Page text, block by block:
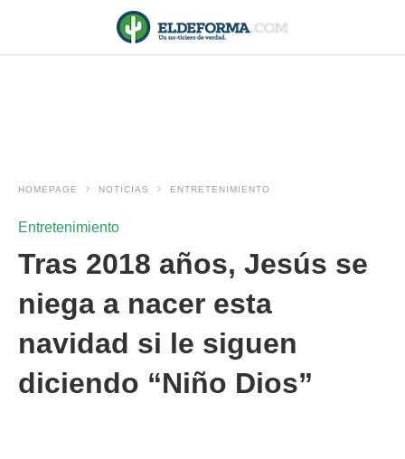
HOMEPAGE NOTICIAS ENTRETENIMIENTO
Entretenimiento
Tras 2018 años, Jesús se
niega a nacer esta
navidad si le siguen
diciendo “Niño Dios”